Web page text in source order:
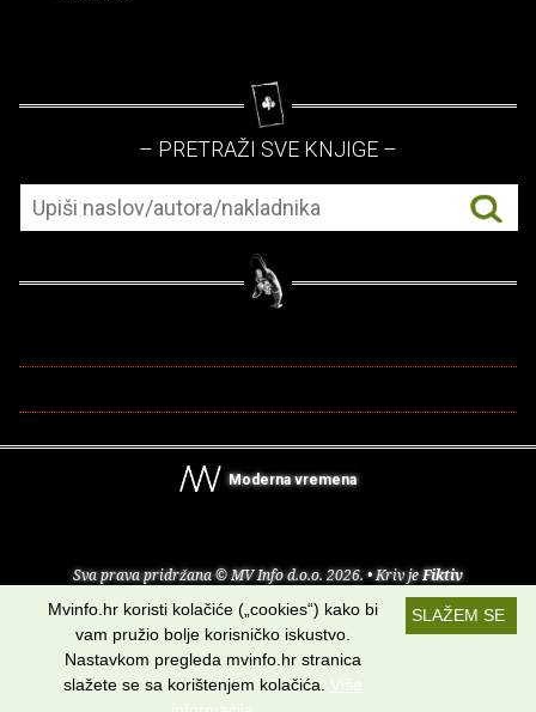
– PRETRAŽI SVE KNJIGE –
Moderna vremena
Sva prava pridržana © MV Info d.o.o. 2026. • Kriv jeFiktiv
Uvjeti korištenja RSS kanali
Potraži nas na:
SLAŽEM SE
Mvinfo.hr koristi kolačiće („cookies“) kako bi
vam pružio bolje korisničko iskustvo.
Nastavkom pregleda mvinfo.hr stranica
slažete se sa korištenjem kolačića. Više